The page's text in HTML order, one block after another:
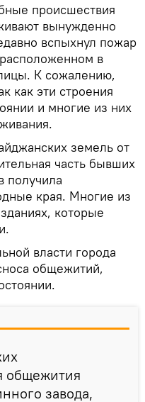
происшествия
вынужденно
вспыхнул пожар
в
К сожалению,
как эти строения
и многие из них
земель от
часть бывших
получила
края. Многие из
которые
власти города
общежитий,
общежития
завода,